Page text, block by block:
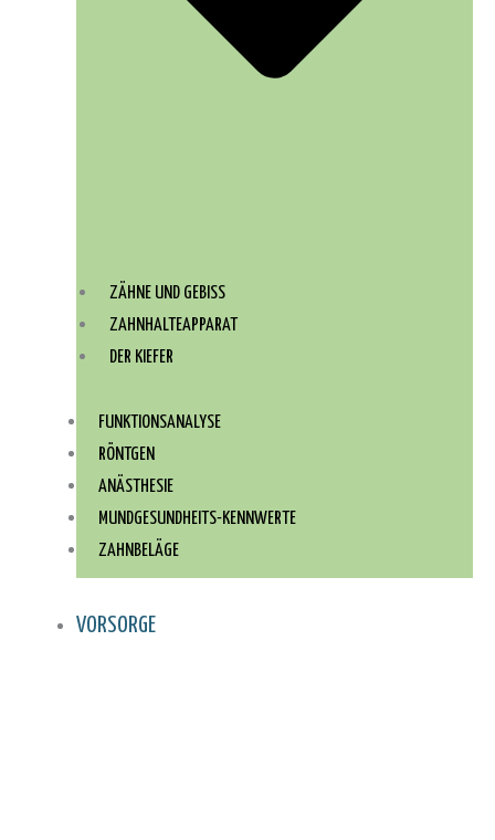
ZÄHNE UND GEBISS
ZAHNHALTEAPPARAT
DER KIEFER
FUNKTIONSANALYSE
RÖNTGEN
ANÄSTHESIE
MUNDGESUNDHEITS-KENNWERTE
ZAHNBELÄGE
VORSORGE